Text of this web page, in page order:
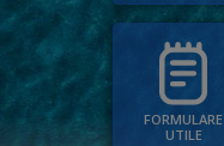
FORMULARE
UTILE